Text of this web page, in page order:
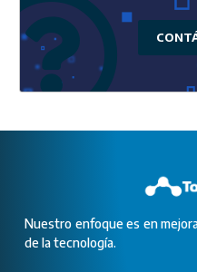
Nuestro enfoque es en
de la tecnología.